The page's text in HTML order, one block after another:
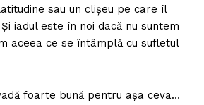
sau un clișeu pe care îl
iadul este în noi dacă nu suntem
aceea ce se întâmplă cu sufletul
foarte bună pentru așa ceva…